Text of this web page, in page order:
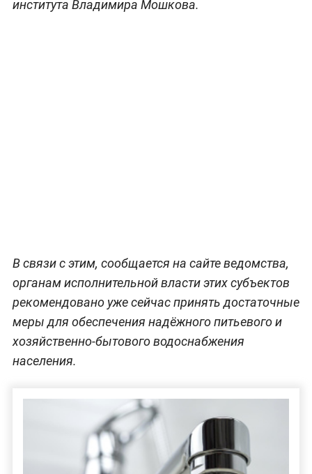
института Владимира Мошкова.
В связи с этим, сообщается на сайте ведомства,
органам исполнительной власти этих субъектов
рекомендовано уже сейчас принять достаточные
меры для обеспечения надёжного питьевого и
хозяйственно-бытового водоснабжения
населения.